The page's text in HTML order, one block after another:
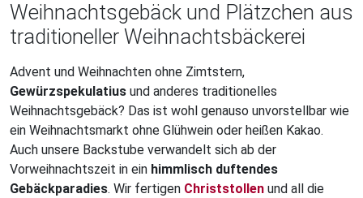
Weihnachtsgebäck und Plätzchen aus
traditioneller Weihnachtsbäckerei
Advent und Weihnachten ohne Zimtstern,
Gewürzspekulatius und anderes traditionelles
Weihnachtsgebäck? Das ist wohl genauso unvorstellbar wie
ein Weihnachtsmarkt ohne Glühwein oder heißen Kakao.
Auch unsere Backstube verwandelt sich ab der
Vorweihnachtszeit in ein himmlisch duftendes
Gebäckparadies. Wir fertigen Christstollen und all die